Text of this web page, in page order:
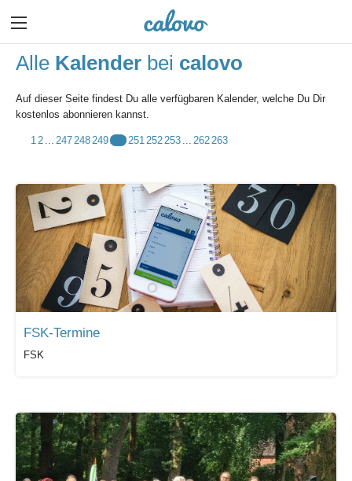
Alle Kalender bei calovo
Auf dieser Seite findest Du alle verfügbaren Kalender, welche Du Dir
kostenlos abonnieren kannst.
1 2 247 248 249250 251 252 253 262 263
FSK-Termine
FSK